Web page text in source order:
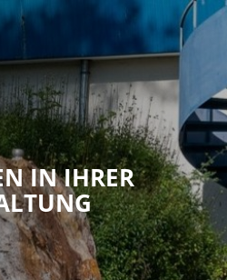
Rathaus & Politik
IN IHRER